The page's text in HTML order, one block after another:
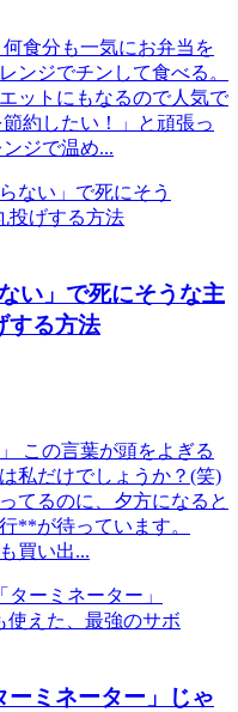
食分も一気にお弁当を
ンジでチンして食べる。
ットにもなるので人気で
約したい！」と頑張っ
ジで温め...
い」で死にそうな主
する方法
この言葉が頭をよぎる
私だけでしょうか？(笑)
てるのに、夕方になると
**が待っています。
買い出...
ーミネーター」じゃ